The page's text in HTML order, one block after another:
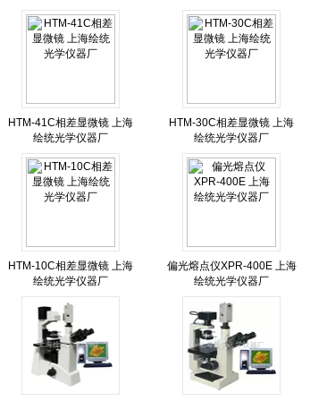
HTM-41C相差显微镜 上海
绘统光学仪器厂
HTM-30C相差显微镜 上海
绘统光学仪器厂
HTM-10C相差显微镜 上海
绘统光学仪器厂
偏光熔点仪XPR-400E 上海
绘统光学仪器厂